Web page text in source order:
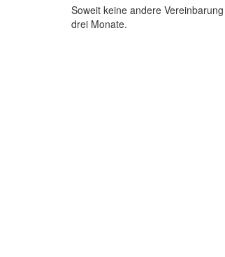
Soweit keine andere
drei Monate.